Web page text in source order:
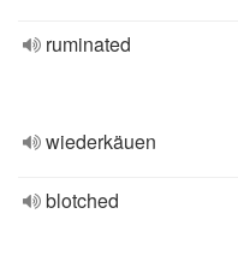
ruminated
wiederkäuen
blotched